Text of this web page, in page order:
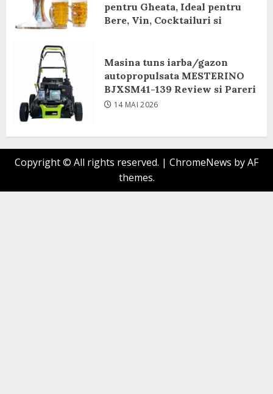
pentru Gheata, Ideal pentru
Bere, Vin, Cocktailuri si
8 IUNIE 2026
Masina tuns iarba/gazon
autopropulsata MESTERINO
BJXSM41-139 Review si Pareri
14 MAI 2026
Copyright © All rights reserved. | ChromeNews by AF
themes.